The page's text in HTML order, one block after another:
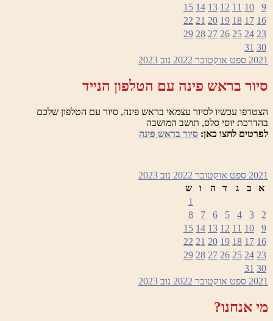
9
10
11
12
13
14
15
16
17
18
19
20
21
22
23
24
25
26
27
28
29
30
31
2021 ספט אוקטובר 2022 נוב 2023
סיור בראש פינה עם הטלפון הנייד
הצטרפו עכשיו לסיור עצמאי בראש פינה, סיור עם הטלפון שלכם
בהדרכת יוסי סלס, תושב המושבה
לפרטים לחצו כאן: סיור בראש פינה
2021 ספט אוקטובר 2022 נוב 2023
א
ב ג ד ה ו
ש
1
2
3
4
5
6
7
8
9
10
11
12
13
14
15
16
17
18
19
20
21
22
23
24
25
26
27
28
29
30
31
2021 ספט אוקטובר 2022 נוב 2023
מי אנחנו?